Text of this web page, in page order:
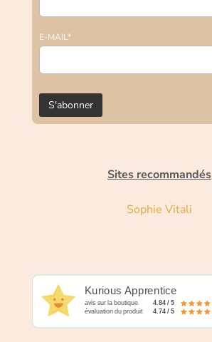
E-MAIL*
Sites recommandés
Sophie Vitali
Kurious Apprentice
avis sur la boutique 4.84 / 5
évaluation du produit 4.74 / 5